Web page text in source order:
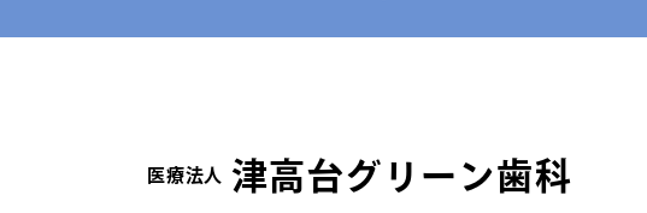
医療法人 津高台グリーン歯科